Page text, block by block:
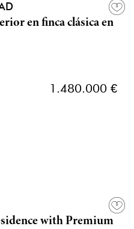
en finca clásica en
1.480.000 €
with Premium